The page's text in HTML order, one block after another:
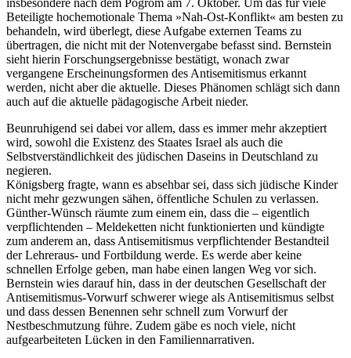
Beteiligte hochemotionale Thema »Nah-Ost-Konflikt« am besten zu
behandeln, wird überlegt, diese Aufgabe externen Teams zu
übertragen, die nicht mit der Notenvergabe befasst sind. Bernstein
sieht hierin Forschungsergebnisse bestätigt, wonach zwar
vergangene Erscheinungsformen des Antisemitismus erkannt
werden, nicht aber die aktuelle. Dieses Phänomen schlägt sich dann
auch auf die aktuelle pädagogische Arbeit nieder.
Beunruhigend sei dabei vor allem, dass es immer mehr akzeptiert
wird, sowohl die Existenz des Staates Israel als auch die
Selbstverständlichkeit des jüdischen Daseins in Deutschland zu
negieren.
Königsberg fragte, wann es absehbar sei, dass sich jüdische Kinder
nicht mehr gezwungen sähen, öffentliche Schulen zu verlassen.
Günther-Wünsch räumte zum einem ein, dass die – eigentlich
verpflichtenden – Meldeketten nicht funktionierten und kündigte
zum anderem an, dass Antisemitismus verpflichtender Bestandteil
der Lehreraus- und Fortbildung werde. Es werde aber keine
schnellen Erfolge geben, man habe einen langen Weg vor sich.
Bernstein wies darauf hin, dass in der deutschen Gesellschaft der
Antisemitismus-Vorwurf schwerer wiege als Antisemitismus selbst
und dass dessen Benennen sehr schnell zum Vorwurf der
Nestbeschmutzung führe. Zudem gäbe es noch viele, nicht
aufgearbeiteten Lücken in den Familiennarrativen.